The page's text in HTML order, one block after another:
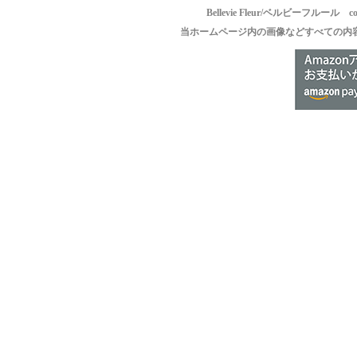
Bellevie Fleur/ベルビーフルール
当ホームページ内の画像などすべての